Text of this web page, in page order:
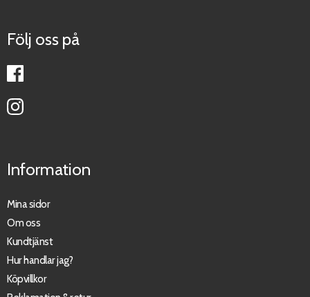
Följ oss på
Information
Mina sidor
Om oss
Kundtjänst
Hur handlar jag?
Köpvillkor